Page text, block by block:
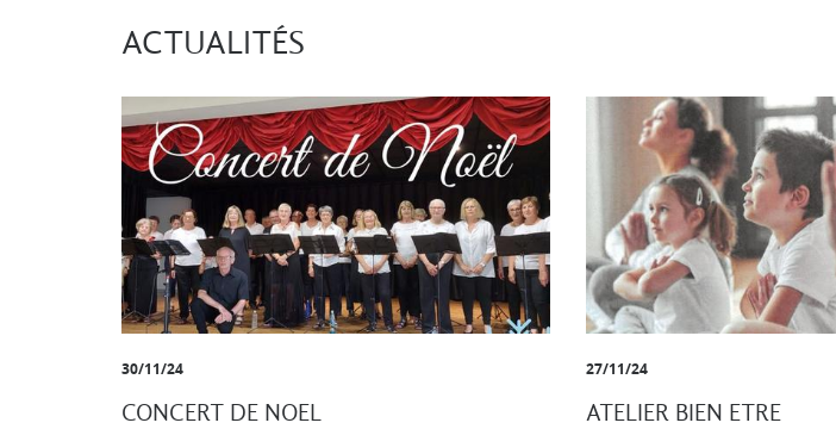
ACTUALITÉS
30/11/24
CONCERT DE NOEL
27/11/24
ATELIER BIEN ETRE